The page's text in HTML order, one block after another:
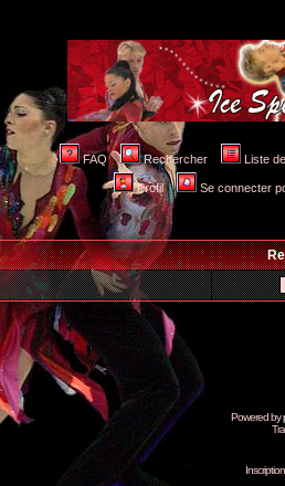
FAQ Rechercher Liste
Profil Se connecter
Powered by